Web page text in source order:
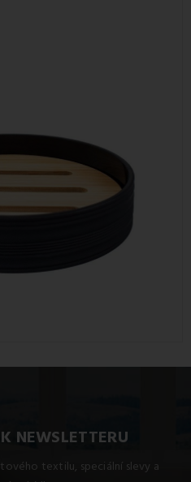
NEWSLETTERU
textilu, speciální slevy a